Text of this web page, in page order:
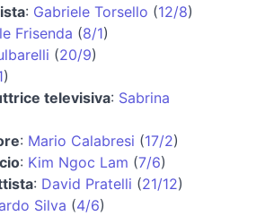
: Gabriele Torsello (12/8)
Frisenda (8/1)
(20/9)
)
televisiva: Sabrina
: Mario Calabresi (17/2)
: Kim Ngoc Lam (7/6)
: David Pratelli (21/12)
Silva (4/6)